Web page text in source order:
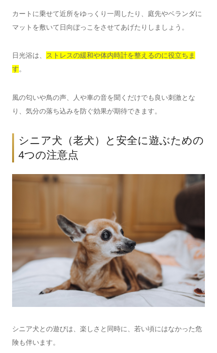
カートに乗せて近所をゆっくり一周したり、庭先やベランダに
マットを敷いて日向ぼっこをさせてあげたりしましょう。
日光浴は、 ストレスの緩和や体内時計を整えるのに役立ちま
す。
風の匂いや鳥の声、人や車の音を聞くだけでも良い刺激とな
り、気分の落ち込みを防ぐ効果が期待できます。
シニア犬（老犬）と安全に遊ぶための
4つの注意点
シニア犬との遊びは、楽しさと同時に、若い頃にはなかった危
険も伴います。